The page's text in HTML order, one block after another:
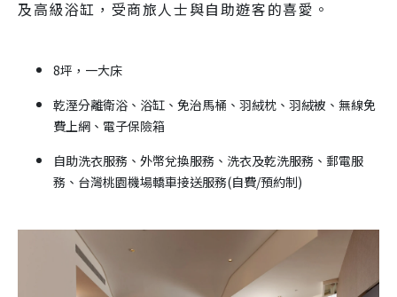
及高級浴缸，受商旅人士與自助遊客的喜愛。
8坪，一大床
乾溼分離衛浴、浴缸、免治馬桶、羽絨枕、羽絨被、無線免
費上網、電子保險箱
自助洗衣服務、外幣兌換服務、洗衣及乾洗服務、郵電服
務、台灣桃園機場轎車接送服務(自費/預約制)